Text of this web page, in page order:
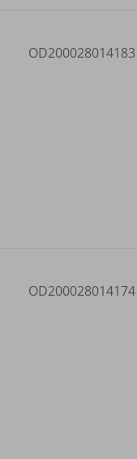
OD200028014183
OD200028014174